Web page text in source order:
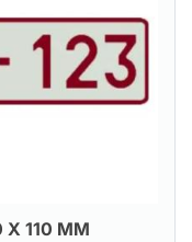
X 110 MM